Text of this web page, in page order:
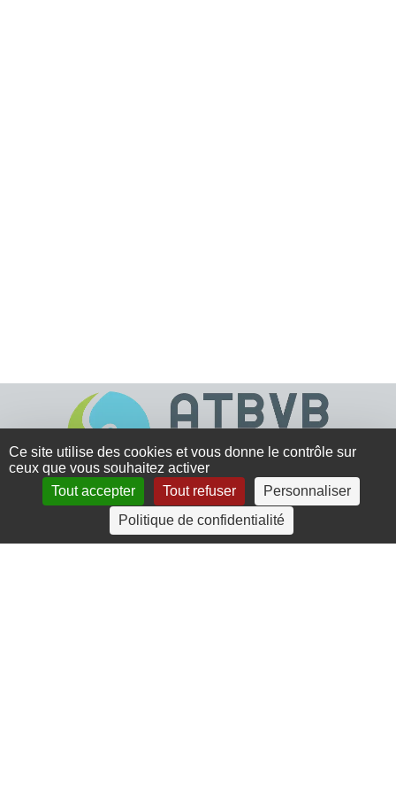
4 rue Crec’h-Ugen
22810 Belle Isle en Terre
Ce site utilise des cookies et vous donne le contrôle sur
ceux que vous souhaitez activer
Tout accepter
Tout refuser
Personnaliser
Politique de confidentialité